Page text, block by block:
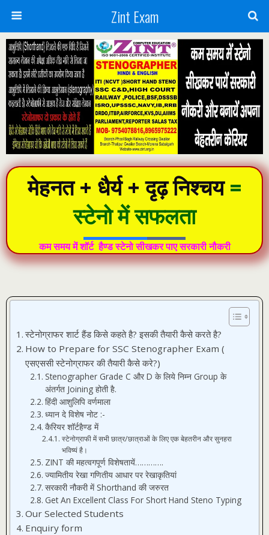
Zint Exam
मेहनत + धैर्य + दृढ़ निश्चय=
स्टेनो में सफलता
कम समय में शॉर्ट हैण्‍ड स्‍टेनो सीखकर पाए सरकारी नौकरी
स्टेनोग्राफर शार्ट हैंड किसे कहते है? इसकी तैयारी कैसे करते है?
How to Prepare for SSC Stenographer Exam (
एसएससी स्टेनोग्राफर की तैयारी कैसे करे?)
Stenographer Grade C और D के लिये निम्‍न Group के
अंतर्गत Joining होती है.
हिंदी आशुलिपि वर्णमाला
ध्‍यान दे विशेष नोट :-
कैरियर शॉर्टहैण्ड में
स्टेनोग्राफी में सभी छात्र/छात्राओं के लिए एक बेहतरीन और सुनहरा
भविष्यं है।
ZINT की महत्वगपूर्ण विशेषतायें………….
ज्‍यामि‍तीय रेखा गणितीय आधार पर रेखाकृतियां
सरकारी नौकरी में Shorthand की जरुरत
Get An Excellent Class For Short Hand Steno Typing
Our Selected Students
Enquiry form